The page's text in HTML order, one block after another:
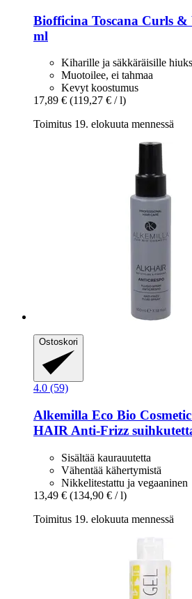
Biofficina Toscana Curls &
ml
Kiharille ja säkkäräisille
Muotoilee, ei tahmaa
Kevyt koostumus
17,89 € (119,27 € / l)
Toimitus 19. elokuuta mennessä
Ostoskori
4.0 (59)
Alkemilla Eco Bio Cosmetic
HAIR Anti-​Frizz
Sisältää kaurauutetta
Vähentää kähertymistä
Nikkelitestattu ja vegaaninen
13,49 € (134,90 € / l)
Toimitus 19. elokuuta mennessä